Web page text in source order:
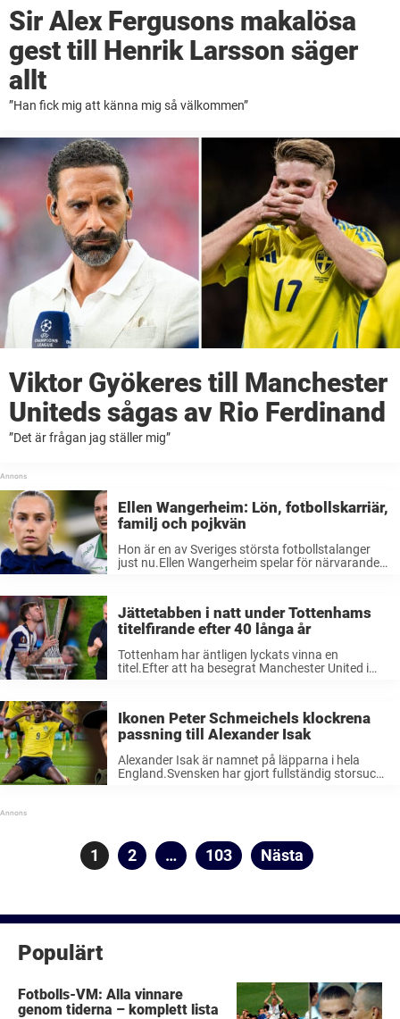
Sir Alex Fergusons makalösa
gest till Henrik Larsson säger
allt
”Han fick mig att känna mig så välkommen”
Viktor Gyökeres till Manchester
Uniteds sågas av Rio Ferdinand
”Det är frågan jag ställer mig”
Ellen Wangerheim: Lön, fotbollskarriär,
familj och pojkvän
Hon är en av Sveriges största fotbollstalanger
just nu.Ellen Wangerheim spelar för närvarande i
Jättetabben i natt under Tottenhams
titelfirande efter 40 långa år
Tottenham har äntligen lyckats vinna en
titel.Efter att ha besegrat Manchester United i
finalen av Europa League på ...
Ikonen Peter Schmeichels klockrena
passning till Alexander Isak
Alexander Isak är namnet på läpparna i hela
England.Svensken har gjort fullständig storsuccé
Sidnumrering
Sida
1 Sida
2 … Sida
103 Nästa
Populärt
Fotbolls-VM: Alla vinnare
genom tiderna – komplett lista